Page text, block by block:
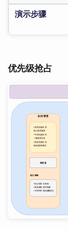
演示步骤
优先级抢占